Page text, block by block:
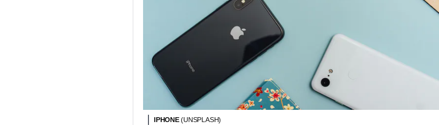
IPHONE(UNSPLASH)